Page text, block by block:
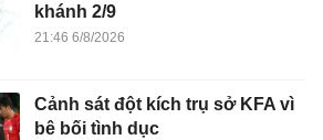
khánh 2/9
21:46 6/8/2026
Cảnh sát đột kích trụ sở KFA vì
bê bối tình dục